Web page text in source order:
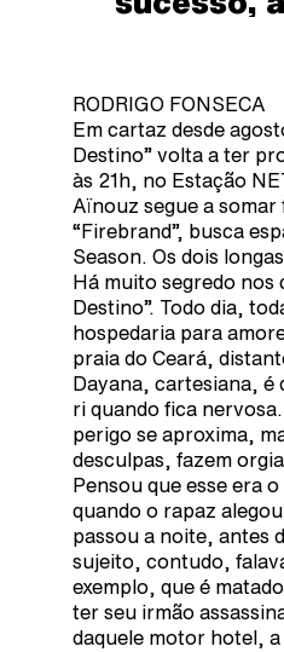
RODRIGO FONSECA
Em cartaz desde
Destino” volta a ter
às 21h, no Estação
Aïnouz segue a
“Firebrand”, busca
Season. Os dois
Há muito segredo nos
Destino”. Todo dia,
hospedaria para
praia do Ceará,
Dayana, cartesiana, é
ri quando fica
perigo se aproxima,
desculpas, fazem
Pensou que esse era
quando o rapaz
passou a noite, antes
sujeito, contudo,
exemplo, que é
ter seu irmão
daquele motor hotel,